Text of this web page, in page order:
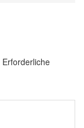
Erforderliche